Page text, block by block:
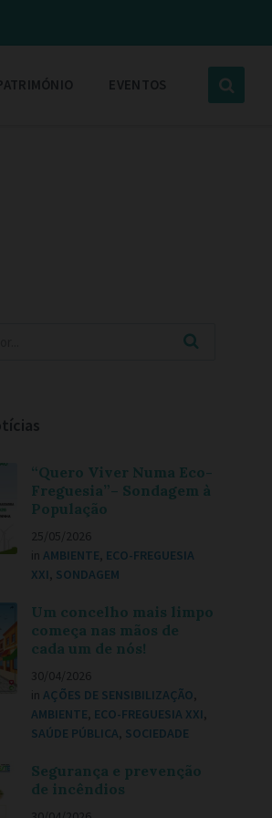
EVENTOS
“Quero Viver Numa Eco-
Freguesia”– Sondagem à
População
25/05/2026
inAMBIENTE, ECO-FREGUESIA
XXI , SONDAGEM
Um concelho mais limpo
começa nas mãos de
cada um de nós!
30/04/2026
inAÇÕES DE SENSIBILIZAÇÃO,
AMBIENTE, ECO-FREGUESIA XXI ,
SAÚDE PÚBLICA, SOCIEDADE
Segurança e prevenção
de incêndios